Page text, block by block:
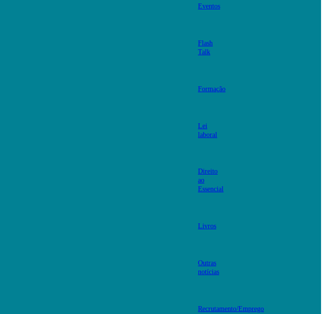
Eventos
Flash
Talk
Formação
Lei
laboral
Direito
ao
Essencial
Livros
Outras
notícias
Recrutamento/Emprego